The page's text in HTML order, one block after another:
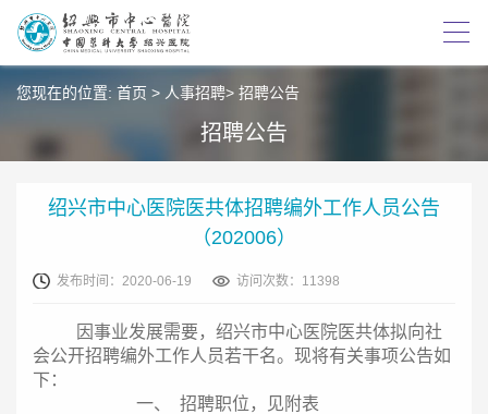
您现在的位置: 首页 > 人事招聘> 招聘公告
招聘公告
绍兴市中心医院医共体招聘编外工作人员公告
（202006）
发布时间：2020-06-19 访问次数：11398
因事业发展需要，绍兴市中心医院医共体拟向社
会公开招聘编外工作人员若干名。现将有关事项公告如
下：
一、
招聘职位，见附表